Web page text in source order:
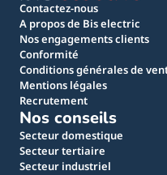
Contactez-nous
A propos de Bis electric
Nos engagements clients
Conformité
Conditions générales de
Mentions légales
Recrutement
Nos conseils
Secteur domestique
Secteur tertiaire
Secteur industriel